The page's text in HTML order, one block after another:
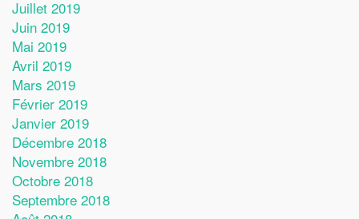
Juillet 2019
Juin 2019
Mai 2019
Avril 2019
Mars 2019
Février 2019
Janvier 2019
Décembre 2018
Novembre 2018
Octobre 2018
Septembre 2018